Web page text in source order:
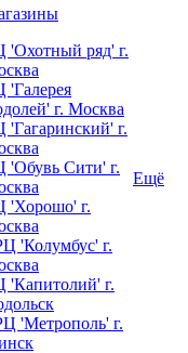
'Охотный ряд' г.
'Галерея
г. Москва
'Гагаринский' г.
'Обувь Сити' г.
'Хорошо' г.
'Колумбус' г.
'Капитолий' г.
'Метрополь' г.
Ещё